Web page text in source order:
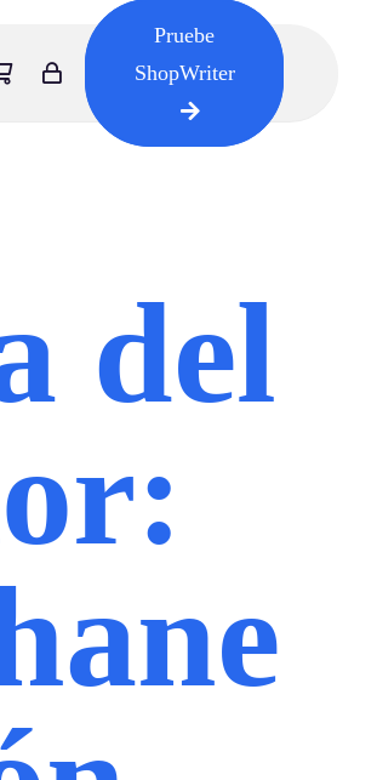
Pruebe
ShopWriter
del